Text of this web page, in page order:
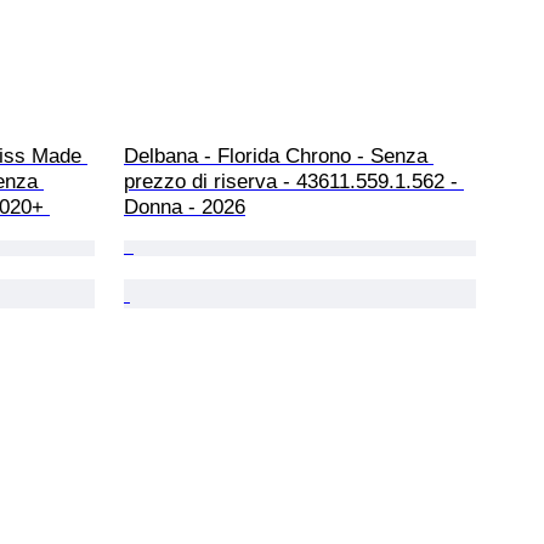
Made
Delbana - Florida Chrono - Senza
prezzo di riserva - 43611.559.1.562 -
Donna - 2026